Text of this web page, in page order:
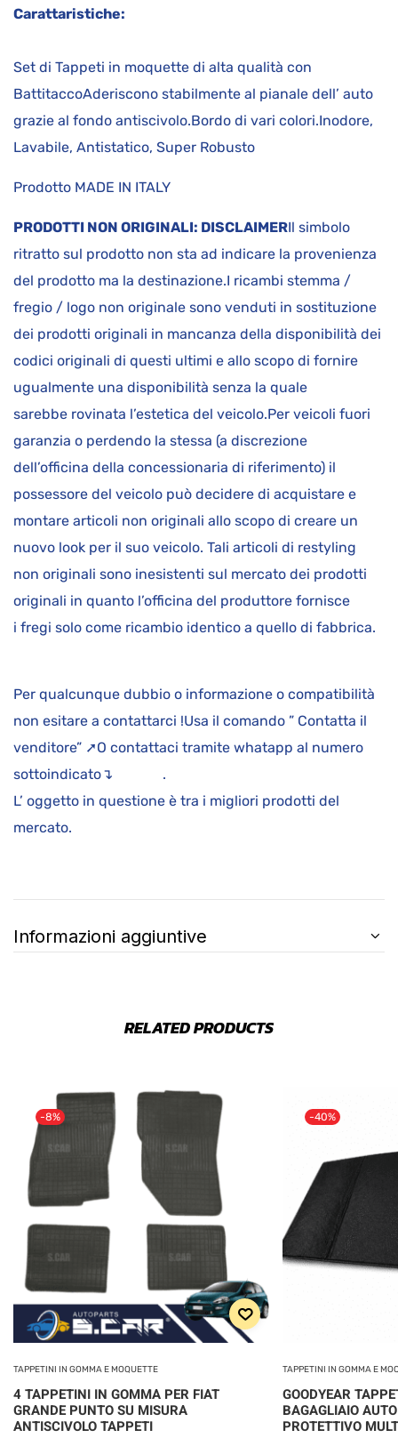
Carattaristiche:
Set di Tappeti in moquette di alta qualità con
BattitaccoAderiscono stabilmente al pianale dell’ auto
grazie al fondo antiscivolo.Bordo di vari colori.Inodore,
Lavabile, Antistatico, Super Robusto
Prodotto MADE IN ITALY
PRODOTTI NON ORIGINALI: DISCLAIMERIl simbolo
ritratto sul prodotto non sta ad indicare la provenienza
del prodotto ma la destinazione.I ricambi stemma /
fregio / logo non originale sono venduti in sostituzione
dei prodotti originali in mancanza della disponibilità dei
codici originali di questi ultimi e allo scopo di fornire
ugualmente una disponibilità senza la quale
sarebbe rovinata l’estetica del veicolo.Per veicoli fuori
garanzia o perdendo la stessa (a discrezione
dell’officina della concessionaria di riferimento) il
possessore del veicolo può decidere di acquistare e
montare articoli non originali allo scopo di creare un
nuovo look per il suo veicolo. Tali articoli di restyling
non originali sono inesistenti sul mercato dei prodotti
originali in quanto l’officina del produttore fornisce
i fregi solo come ricambio identico a quello di fabbrica.
Per qualcunque dubbio o informazione o compatibilità
non esitare a contattarci !Usa il comando ” Contatta il
venditore” ➚O contattaci tramite whatapp al numero
sottoindicato↴ .
L’ oggetto in questione è tra i migliori prodotti del
mercato.
Informazioni aggiuntive
RELATED PRODUCTS
-8%
TAPPETINI IN GOMMA E MOQUETTE
4 TAPPETINI IN GOMMA PER FIAT
GRANDE PUNTO SU MISURA
ANTISCIVOLO TAPPETI
-40%
TAPPETINI IN GOMMA E
GOODYEAR
BAGAGLIAIO
PROTETTIVO